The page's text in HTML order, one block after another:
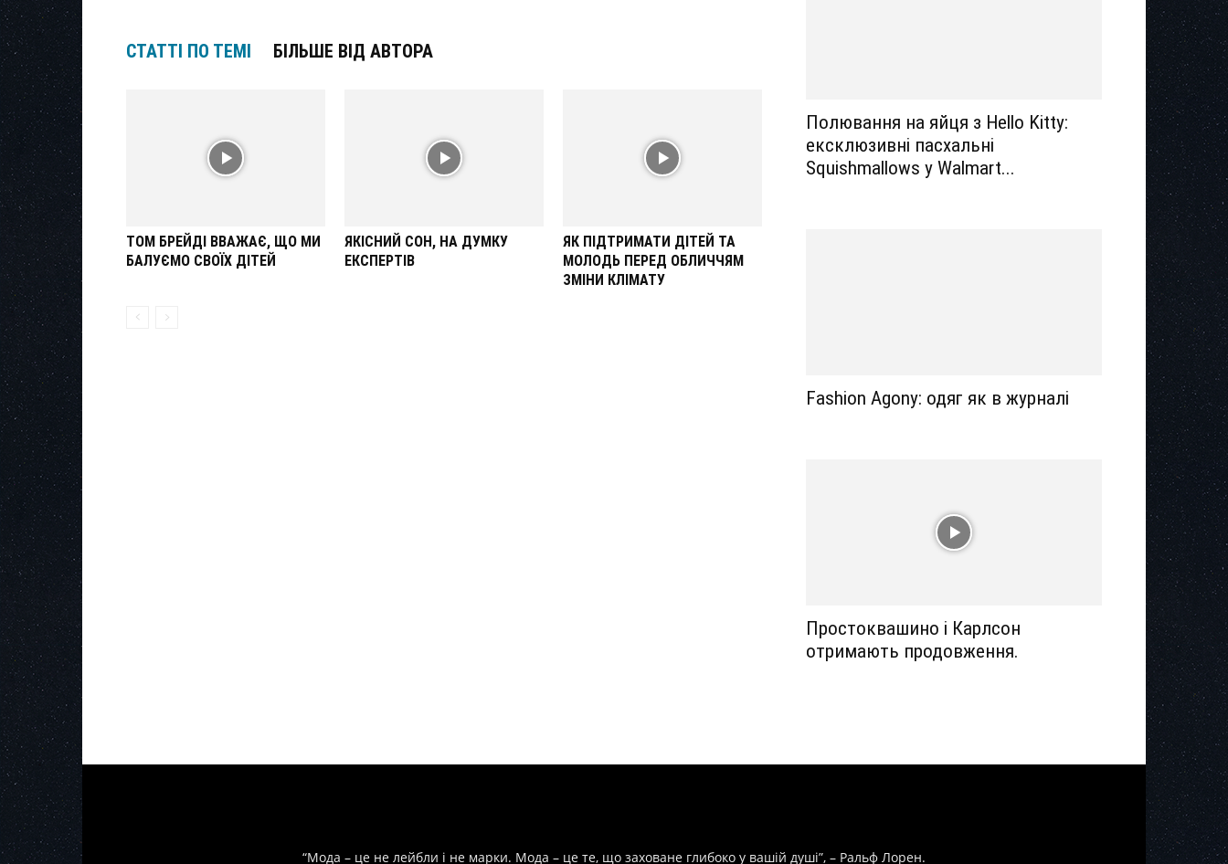
СТАТТІ ПО ТЕМІ БІЛЬШЕ ВІД АВТОРА
ТОМ БРЕЙДІ ВВАЖАЄ, ЩО МИ
БАЛУЄМО СВОЇХ ДІТЕЙ
ЯКІСНИЙ СОН, НА ДУМКУ
ЕКСПЕРТІВ
ЯК ПІДТРИМАТИ ДІТЕЙ ТА
МОЛОДЬ ПЕРЕД ОБЛИЧЧЯМ
ЗМІНИ КЛІМАТУ
Полювання на яйця з Hello Kitty:
ексклюзивні пасхальні
Squishmallows у Walmart...
Fashion Agony: одяг як в журналі
Простоквашино і Карлсон
отримають продовження.
“Мода – це не лейбли і не марки. Мода – це те, що заховане глибоко у вашій душі”, – Ральф Лорен.